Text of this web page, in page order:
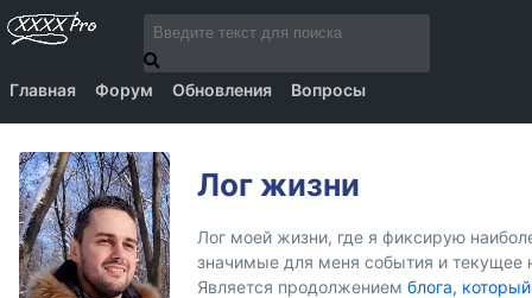
Главная Форум Обновления Вопросы
Лог жизни
Лог моей жизни, где я фиксирую
значимые для меня события и текущее
Является продолжением блога,